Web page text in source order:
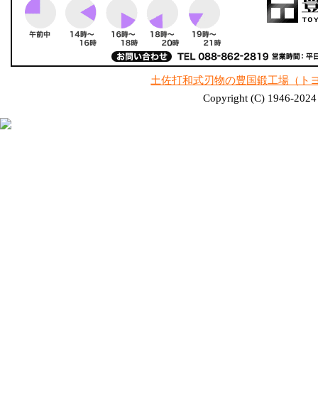
土佐打和式刃物の豊国鍛工場（ト
Copyright (C) 1946-